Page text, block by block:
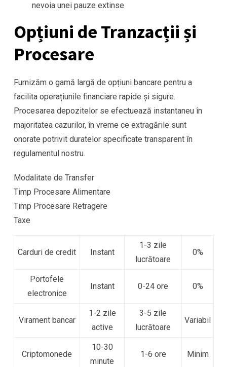
nevoia unei pauze extinse
Opțiuni de Tranzacții și
Procesare
Furnizăm o gamă largă de opțiuni bancare pentru a
facilita operațiunile financiare rapide și sigure.
Procesarea depozitelor se efectuează instantaneu în
majoritatea cazurilor, în vreme ce extragările sunt
onorate potrivit duratelor specificate transparent în
regulamentul nostru.
Modalitate de Transfer
Timp Procesare Alimentare
Timp Procesare Retragere
Taxe
Carduri de credit Instant
1-3 zile
lucrătoare
0%
Portofele
electronice
Instant 0-24 ore 0%
Virament bancar
1-2 zile
active
3-5 zile
lucrătoare
Variabil
Criptomonede
10-30
minute
1-6 ore Minim